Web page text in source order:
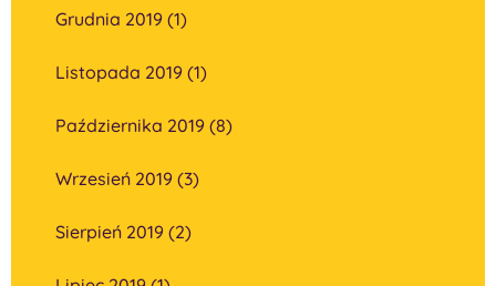
Grudnia 2019 (1)
Listopada 2019 (1)
Października 2019 (8)
Wrzesień 2019 (3)
Sierpień 2019 (2)